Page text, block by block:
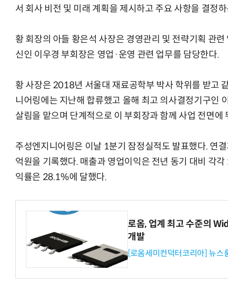
서 회사 비전 및 미래 계획을 제시하고 주요 사항을 결정
황 회장의 아들 황은석 사장은 경영관리 및 전략기획 관
신인 이우경 부회장은 영업·운영 관련 업무를 담당한다.
황 사장은 2018년 서울대 재료공학부 박사 학위를 받고
니어링에는 지난해 합류했고 올해 최고 의사결정기구인
살림을 맡으며 단계적으로 이 부회장과 함께 사업 전면에
주성엔지니어링은 이날 1분기 잠정실적도 발표했다. 연
억원을 기록했다. 매출과 영업이익은 전년 동기 대비 각
익률은 28.1%에 달했다.
로옴, 업계 최고 수준의
개발
[로옴세미컨덕터코리아] 뉴스